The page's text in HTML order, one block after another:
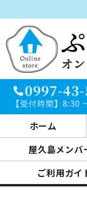
ホーム
屋久島メンバ
ご利用ガイ